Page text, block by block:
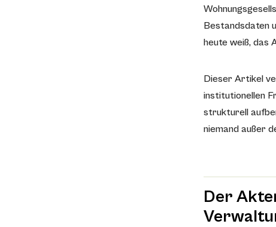
Bestandsdaten
heute weiß, das
Dieser Artikel
institutionellen
strukturell
niemand außer
Der